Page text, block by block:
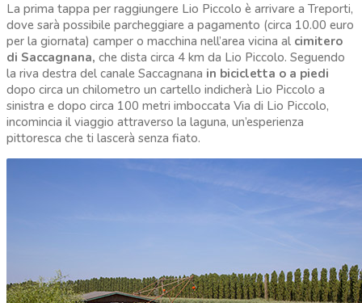
La prima tappa per raggiungere Lio Piccolo è arrivare a Treporti,
dove sarà possibile parcheggiare a pagamento (circa 10.00 euro
per la giornata) camper o macchina nell’area vicina al cimitero
di Saccagnana, che dista circa 4 km da Lio Piccolo. Seguendo
la riva destra del canale Saccagnana in bicicletta o a piedi
dopo circa un chilometro un cartello indicherà Lio Piccolo a
sinistra e dopo circa 100 metri imboccata Via di Lio Piccolo,
incomincia il viaggio attraverso la laguna, un’esperienza
pittoresca che ti lascerà senza fiato.